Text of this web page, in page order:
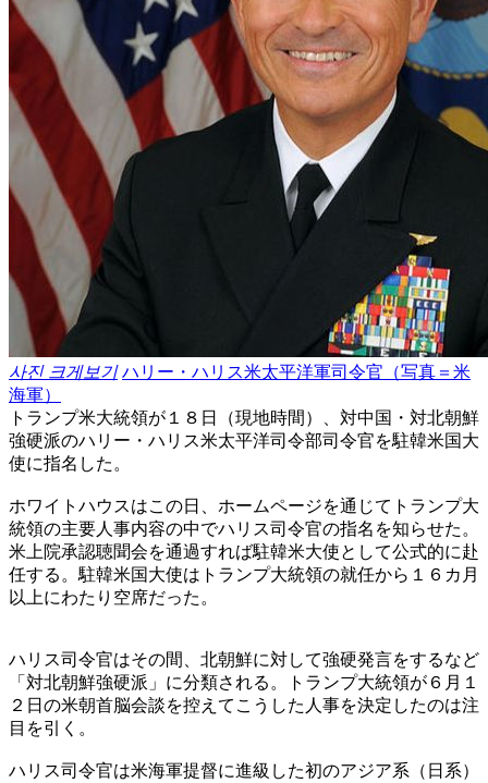
사진 크게보기 ハリー・ハリス米太平洋軍司令官（写真＝米
海軍）
トランプ米大統領が１８日（現地時間）、対中国・対北朝鮮
強硬派のハリー・ハリス米太平洋司令部司令官を駐韓米国大
使に指名した。
ホワイトハウスはこの日、ホームページを通じてトランプ大
統領の主要人事内容の中でハリス司令官の指名を知らせた。
米上院承認聴聞会を通過すれば駐韓米大使として公式的に赴
任する。駐韓米国大使はトランプ大統領の就任から１６カ月
以上にわたり空席だった。
ハリス司令官はその間、北朝鮮に対して強硬発言をするなど
「対北朝鮮強硬派」に分類される。トランプ大統領が６月１
２日の米朝首脳会談を控えてこうした人事を決定したのは注
目を引く。
ハリス司令官は米海軍提督に進級した初のアジア系（日系）